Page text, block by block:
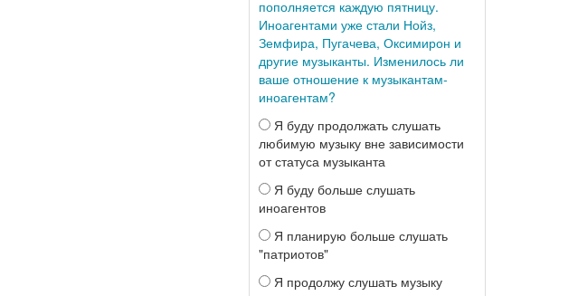
пополняется каждую пятницу.
Иноагентами уже стали Нойз,
Земфира, Пугачева, Оксимирон и
другие музыканты. Изменилось ли
ваше отношение к музыкантам-
иноагентам?
Я буду продолжать слушать
любимую музыку вне зависимости
от статуса музыканта
Я буду больше слушать
иноагентов
Я планирую больше слушать
"патриотов"
Я продолжу слушать музыку